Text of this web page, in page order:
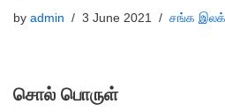
by admin 3 June 2021 சங்க
சொல் பொருள்